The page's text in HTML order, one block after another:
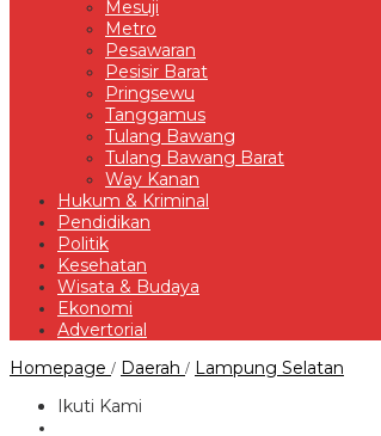
Mesuji
Metro
Pesawaran
Pesisir Barat
Pringsewu
Tanggamus
Tulang Bawang
Tulang Bawang Barat
Way Kanan
Hukum & Kriminal
Pendidikan
Politik
Kesehatan
Wisata & Budaya
Ekonomi
Advertorial
Homepage / Daerah / Lampung Selatan
Ikuti Kami